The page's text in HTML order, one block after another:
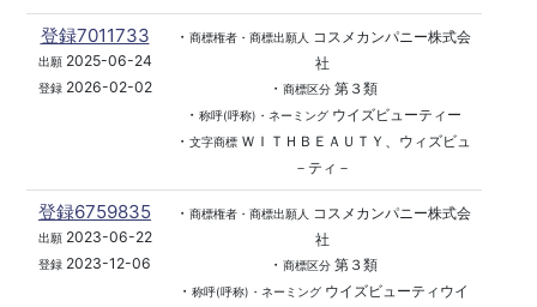
登録7011733
出願2025-06-24
登録2026-02-02
・ 商標権者・商標出願人
コスメカンパニー株式会
社
・ 商標区分第３類
・ 称呼(呼称)・ネーミングウイズビューティー
・ 文字商標ＷＩＴＨＢＥＡＵＴＹ、ウィズビュ
－ティ－
登録6759835
出願2023-06-22
登録 2023-12-06
・ 商標権者・商標出願人
コスメカンパニー株式会
社
・ 商標区分第３類
・ 称呼(呼称)・ネーミングウイズビューティウイ